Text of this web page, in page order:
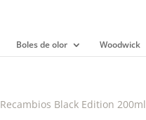
Boles de olor Woodwick
Recambios Black Edition 200ml